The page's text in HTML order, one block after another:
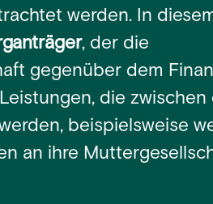
werden. In
, der die
gegenüber dem
die zwischen
beispielsweise
an ihre